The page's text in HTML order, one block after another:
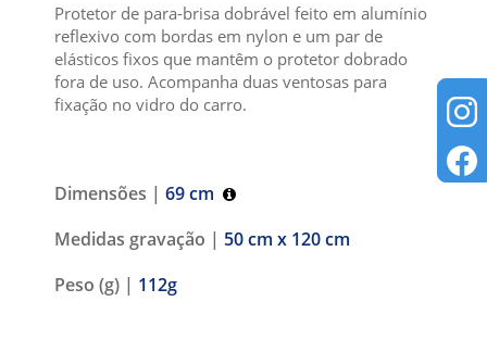
Protetor de para-brisa dobrável feito em alumínio
reflexivo com bordas em nylon e um par de
elásticos fixos que mantêm o protetor dobrado
fora de uso. Acompanha duas ventosas para
fixação no vidro do carro.
Dimensões | 69 cm
Medidas gravação | 50 cm x 120 cm
Peso (g) | 112g